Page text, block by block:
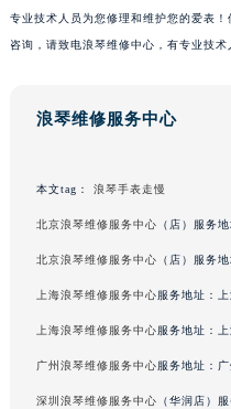
专业技术人员为您修理和维护您的爱表
咨询，请致电浪琴维修中心，有专业技术
浪琴维修服务中心
本文tag： 浪琴手表走慢
北京浪琴维修服务中心 （店）服务
北京浪琴维修服务中心 （店）服务
上海浪琴维修服务中心服务地址：
上海浪琴维修服务中心服务地址：
广州浪琴维修服务中心服务地址：
深圳浪琴维修服务中心 （华润店）